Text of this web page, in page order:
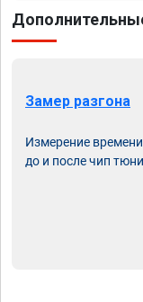
Замер разгона
Измерение
до и после чип